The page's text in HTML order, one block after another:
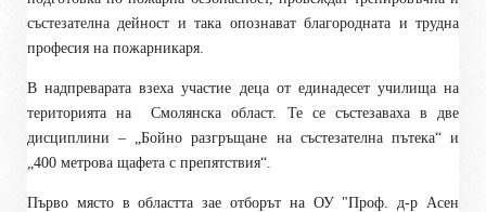
състезателна дейност и така опознават благородната и трудна
професия на пожарникаря.
В надпреварата взеха участие деца от единадесет училища на
територията на
Смолянска област. Те се състезаваха в две
дисциплини – „Бойно разгръщане на състезателна пътека“ и
„400 метрова щафета с препятствия“.
Първо място в областта зае отборът на ОУ "Проф. д-р Асен